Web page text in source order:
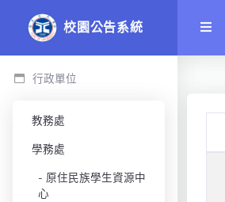
校園公告系統
行政單位
教務處
學務處
原住民族學生資源中
心